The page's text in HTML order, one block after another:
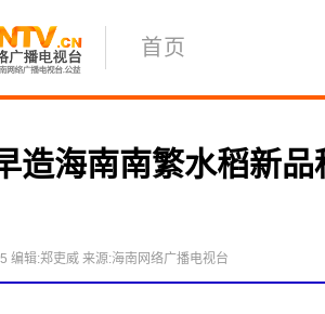
首页
造海南南繁水稻新
编辑:郑吏威 来源:海南网络广播电视台